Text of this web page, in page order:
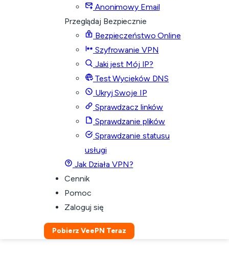
Anonimowy Email
Przeglądaj Bezpiecznie
Bezpieczeństwo Online
Szyfrowanie VPN
Jaki jest Mój IP?
Test Wycieków DNS
Ukryj Swoje IP
Sprawdzacz linków
Sprawdzanie plików
Sprawdzanie statusu
usługi
Jak Działa VPN?
Cennik
Pomoc
Zaloguj się
Pobierz VeePN Teraz